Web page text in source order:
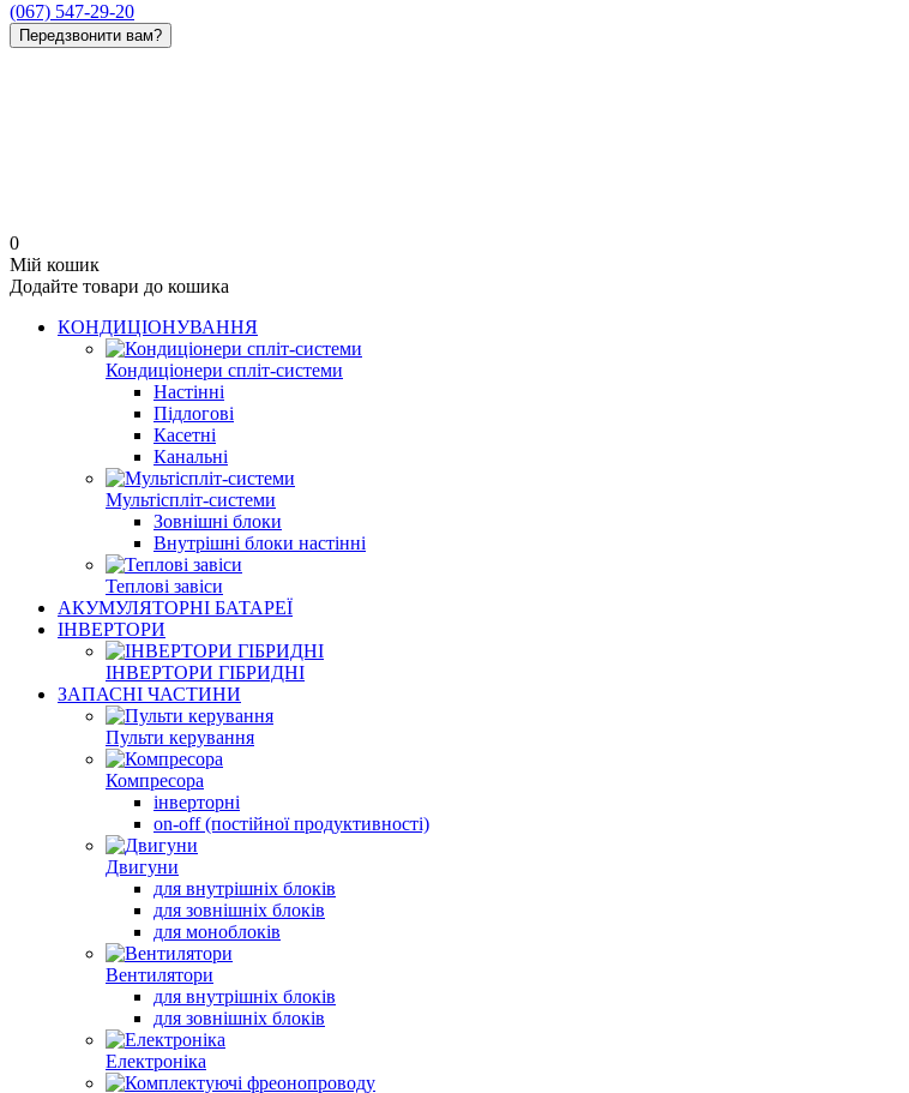
(067) 547-29-20
Передзвонити вам?
0
Мій кошик
Додайте товари до кошика
КОНДИЦІОНУВАННЯ
Кондиціонери спліт-системи
Настінні
Підлогові
Касетні
Канальні
Мультіспліт-системи
Зовнішні блоки
Внутрішні блоки настінні
Теплові завіси
АКУМУЛЯТОРНІ БАТАРЕЇ
ІНВЕРТОРИ
ІНВЕРТОРИ ГІБРИДНІ
ЗАПАСНІ ЧАСТИНИ
Пульти керування
Компресора
інверторні
on-off (постійної продуктивності)
Двигуни
для внутрішніх блоків
для зовнішніх блоків
для моноблоків
Вентилятори
для внутрішніх блоків
для зовнішніх блоків
Електроніка